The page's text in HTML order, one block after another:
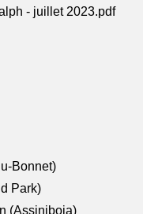
- juillet 2023.pdf
Bonnet)
Park)
(Assiniboia)